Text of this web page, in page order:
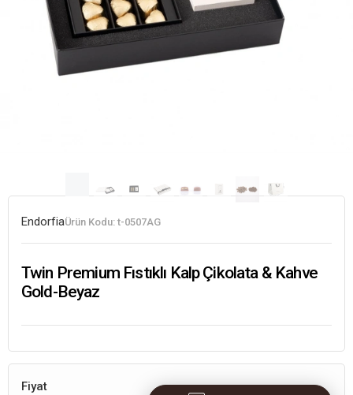
EndorfiaÜrün Kodu: t-0507AG
Twin Premium Fıstıklı Kalp Çikolata & Kahve
Gold-Beyaz
Fiyat